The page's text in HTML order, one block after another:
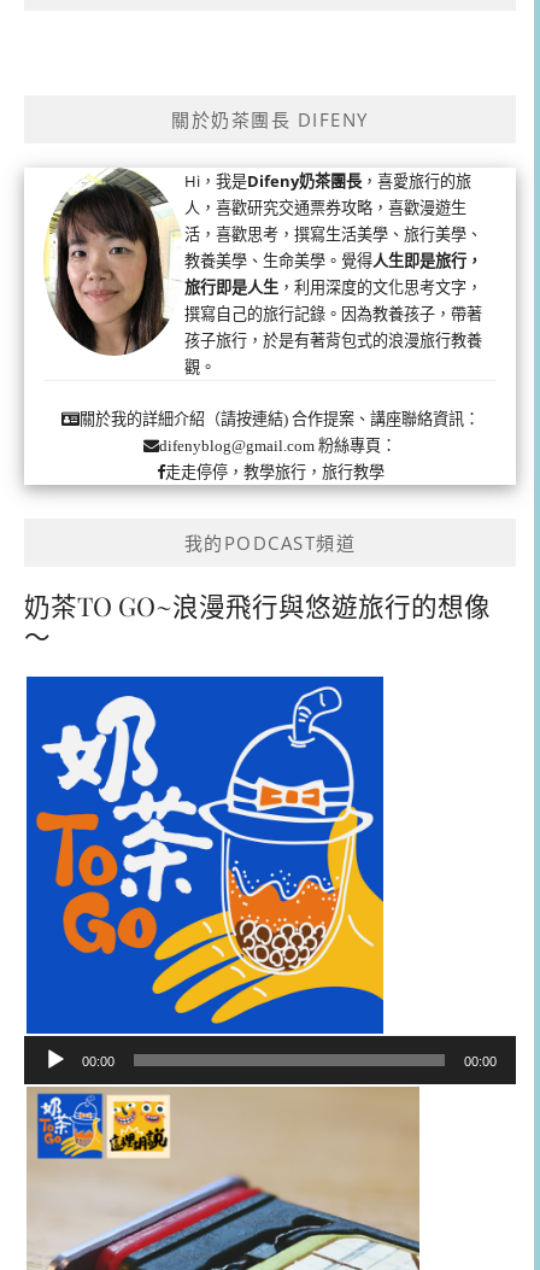
關於奶茶團長 DIFENY
Hi，我是Difeny奶茶團長 ，喜愛旅行的旅
人，喜歡研究交通票券攻略，喜歡漫遊生
活，喜歡思考，撰寫生活美學、旅行美學、
教養美學、生命美學。覺得人生即是旅行，
旅行即是人生 ，利用深度的文化思考文字，
撰寫自己的旅行記錄。因為教養孩子，帶著
孩子旅行，於是有著背包式的浪漫旅行教養
觀。
關於我的詳細介紹（請按連結)合作提案、講座聯絡資訊：
difenyblog@gmail.com 粉絲專頁：
走走停停，教學旅行，旅行教學
我的PODCAST頻道
奶茶TO GO~浪漫飛行與悠遊旅行的想像
～
播
器
00:00 00:00